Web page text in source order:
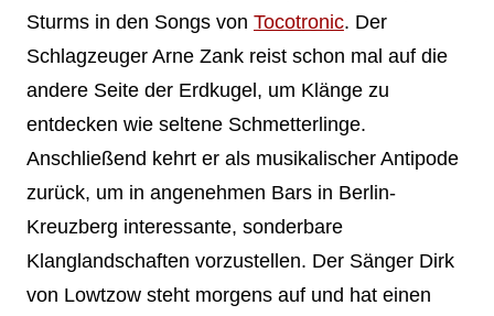
Sturms in den Songs von Tocotronic. Der
Schlagzeuger Arne Zank reist schon mal auf die
andere Seite der Erdkugel, um Klänge zu
entdecken wie seltene Schmetterlinge.
Anschließend kehrt er als musikalischer Antipode
zurück, um in angenehmen Bars in Berlin-
Kreuzberg interessante, sonderbare
Klanglandschaften vorzustellen. Der Sänger Dirk
von Lowtzow steht morgens auf und hat einen